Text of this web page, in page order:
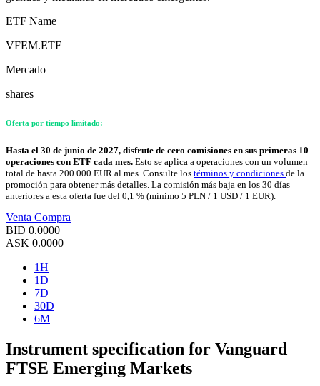
ETF Name
VFEM.ETF
Mercado
shares
Oferta por tiempo limitado:
Hasta el 30 de junio de 2027, disfrute de cero comisiones en sus primeras 10
operaciones con ETF cada mes. Esto se aplica a operaciones con un volumen
total de hasta 200 000 EUR al mes. Consulte los términos y condiciones de la
promoción para obtener más detalles. La comisión más baja en los 30 días
anteriores a esta oferta fue del 0,1 % (mínimo 5 PLN / 1 USD / 1 EUR).
Venta Compra
BID 0.0000
ASK 0.0000
1H
1D
7D
30D
6M
Instrument specification for Vanguard
FTSE Emerging Markets